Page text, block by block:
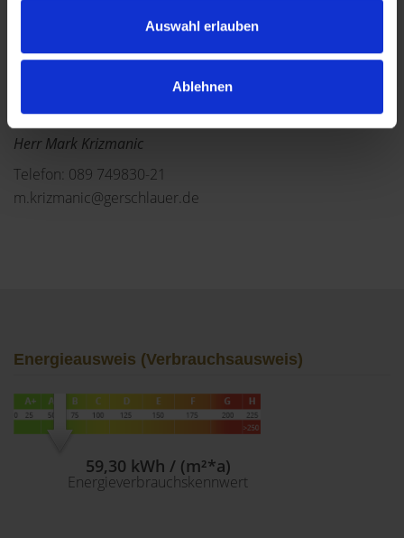
Auswahl erlauben
Ablehnen
einem kontinuierlich modernisierten Ausstattungsstand
verbindet.
Ansprechpartner
Herr Mark Krizmanic
Telefon: 089 749830-21
m.krizmanic@gerschlauer.de
Energieausweis (Verbrauchsausweis)
59,30 kWh / (m²*a)
Energieverbrauchskennwert